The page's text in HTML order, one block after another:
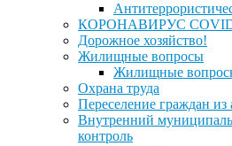
КОРОНАВИРУС
Дорожное хозяйство!
Жилищные вопросы
Жилищные
Охрана труда
Переселение граждан
Внутренний
контроль